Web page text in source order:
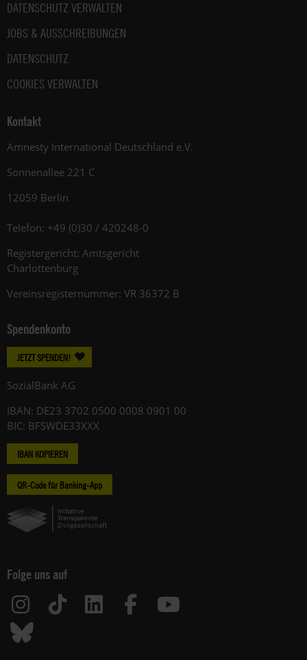
DATENSCHUTZ VERWALTEN
JOBS & AUSSCHREIBUNGEN
DATENSCHUTZ
COOKIES VERWALTEN
Kontakt
Amnesty International Deutschland e.V.
Sonnenallee 221 C
12059 Berlin
Telefon: +49 (0)30 / 420248-0
Registergericht: Amtsgericht
Charlottenburg
Vereinsregisternummer: VR 36372 B
Spendenkonto
JETZT SPENDEN!
SozialBank AG
IBAN: DE23 3702 0500 0008 0901 00
BIC: BFSWDE33XXX
IBAN KOPIEREN
QR-Code für Banking-App
Folge uns auf